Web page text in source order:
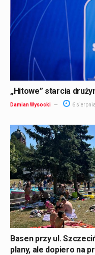
„Hitowe” starcia
Damian Wysocki 6
Basen przy ul.
plany, ale dopiero na